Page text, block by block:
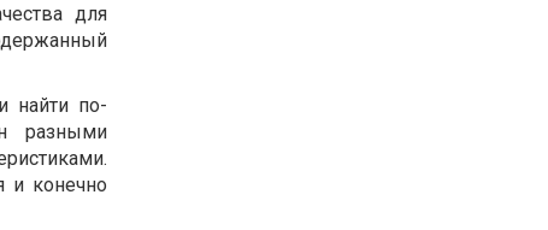
для
найти по-
разными
и конечно